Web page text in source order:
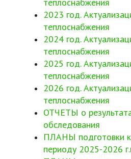
2023 год.
теплоснабжения
2024 год.
теплоснабжения
2025 год.
теплоснабжения
2026 год.
теплоснабжения
ОТЧЕТЫ о
обследования
ПЛАНЫ подготовки
периоду 2025-2026